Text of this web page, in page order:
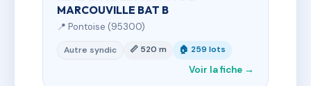
MARCOUVILLE BAT B
📍 Pontoise (95300)
Autre syndic 📏 520 m 🏠 259 lots
Voir la fiche →